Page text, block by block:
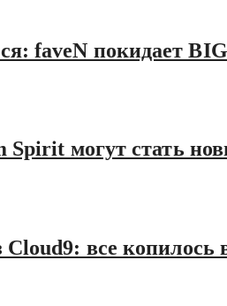
faveN покидает
Spirit могут стать
Cloud9: все